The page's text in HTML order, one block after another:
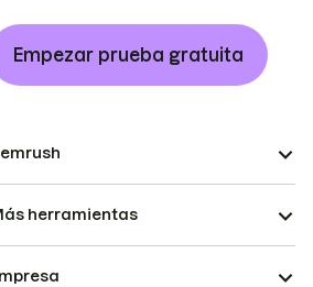
Empezar prueba gratuita
herramientas